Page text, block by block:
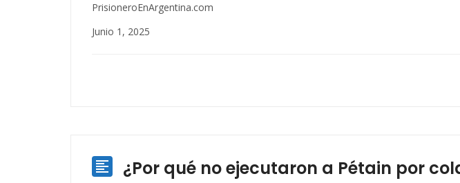
PrisioneroEnArgentina.com
Junio 1, 2025
 ¿Por qué no ejecutaron a Pétain por